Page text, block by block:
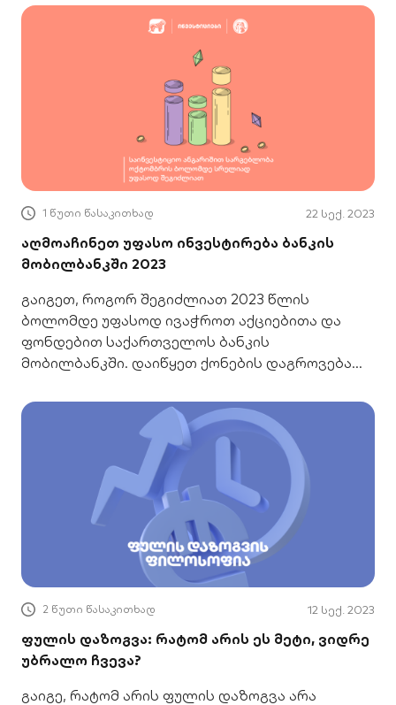
1 წუთი წასაკითხად 22 სექ. 2023
აღმოაჩინეთ უფასო ინვესტირება ბანკის
მობილბანკში 2023
გაიგეთ, როგორ შეგიძლიათ 2023 წლის
ბოლომდე უფასოდ ივაჭროთ აქციებითა და
ფონდებით საქართველოს ბანკის
მობილბანკში. დაიწყეთ ქონების დაგროვება
2 წუთი წასაკითხად 12 სექ. 2023
ფულის დაზოგვა: რატომ არის ეს მეტი, ვიდრე
უბრალო ჩვევა?
გაიგე, რატომ არის ფულის დაზოგვა არა